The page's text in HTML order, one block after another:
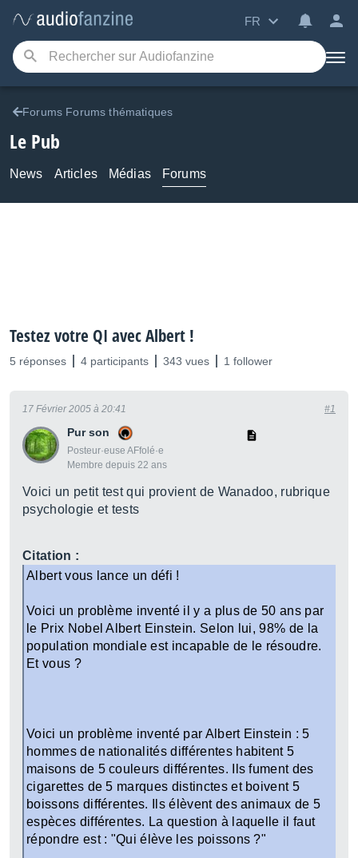
FR
Forums Forums thématiques
Le Pub
News Articles Médias Forums
Testez votre QI avec Albert !
5 réponses 4 participants 343 vues 1 follower
Pur son
Posteur·euse AFfolé·e
Membre depuis 22 ans
17 Février 2005 à 20:41 #1
Voici un petit test qui provient de Wanadoo, rubrique
psychologie et tests
Citation :
Albert vous lance un défi !
Voici un problème inventé il y a plus de 50 ans par
le Prix Nobel Albert Einstein. Selon lui, 98% de la
population mondiale est incapable de le résoudre.
Et vous ?
Voici un problème inventé par Albert Einstein : 5
hommes de nationalités différentes habitent 5
maisons de 5 couleurs différentes. Ils fument des
cigarettes de 5 marques distinctes et boivent 5
boissons différentes. Ils élèvent des animaux de 5
espèces différentes. La question à laquelle il faut
répondre est : "Qui élève les poissons ?"